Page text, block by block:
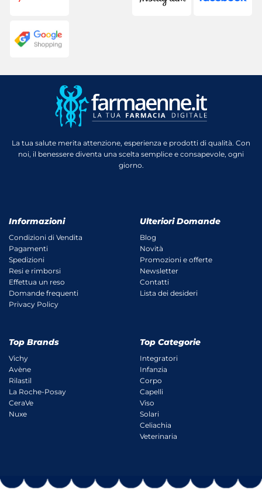
La tua salute merita attenzione, esperienza e prodotti di qualità. Con
noi, il benessere diventa una scelta semplice e consapevole, ogni
giorno.
Informazioni
Condizioni di Vendita
Pagamenti
Spedizioni
Resi e rimborsi
Effettua un reso
Domande frequenti
Privacy Policy
Ulteriori Domande
Blog
Novità
Promozioni e offerte
Newsletter
Contatti
Lista dei desideri
Top Brands
Vichy
Avène
Rilastil
La Roche-Posay
CeraVe
Nuxe
Top Categorie
Integratori
Infanzia
Corpo
Capelli
Viso
Solari
Celiachia
Veterinaria